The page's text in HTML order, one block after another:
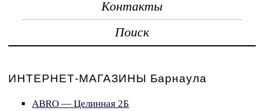
Контакты
Поиск
ИНТЕРНЕТ-МАГАЗИНЫ Барнаула
ABRO — Целинная 2Б